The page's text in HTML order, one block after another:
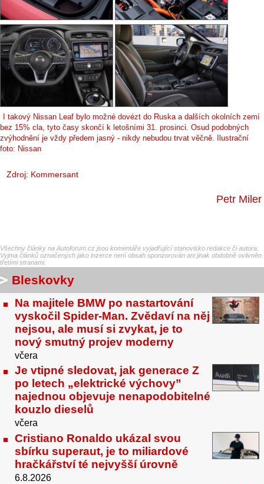
I takový Nissan Leaf bylo možné dovézt do Ruska a dalších okolních zemí
bez 15% cla, tyto časy skončí k letošními 31. prosinci. Osud podobných
zvýhodnění je vždy předem jasný - nikdy nebudou trvat věčně. Ilustrační
foto: Nissan
Zdroj: Kommersant
Petr Miler
Všechny články na Autoforum.cz jsou komentáře vyjadřující stanovisko redakce či autora.
Vyjma článků označených jako inzerce není obsah sponzorován ani jinak obdobně ovlivněn
třetími stranami.
Bleskovky
Na majitele BMW po nastartování
vyskočil Spider-Man. Zvědaví na něj
nejsou, ale musí si zvykat, je to
nový smutný projev moderny
včera
Je vtipné sledovat, jak generace Z
po letech „elektrické výchovy”
najednou objevuje nenapodobitelné
kouzlo dieselů
včera
Cristiano Ronaldo ukázal svou
sbírku superaut, je to miliardové
hračkářství té nejvyšší úrovně
6.8.2026